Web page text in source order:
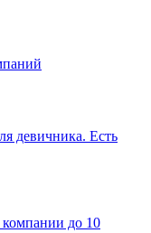
девичника. Есть
до 10